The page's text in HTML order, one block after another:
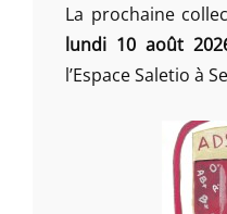
La prochaine
lundi 10 août
l’Espace Saletio à